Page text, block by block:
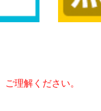
理解ください。